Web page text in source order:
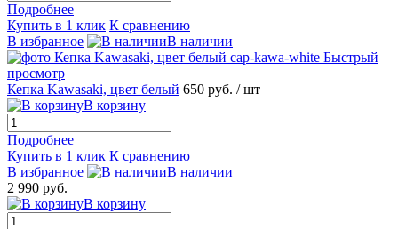
Подробнее
Купить в 1 клик К сравнению
В избранное
В наличии
Быстрый
просмотр
Кепка Kawasaki, цвет белый 650 руб. / шт
В корзину
Подробнее
Купить в 1 клик К сравнению
В избранное
В наличии
2 990 руб.
В корзину